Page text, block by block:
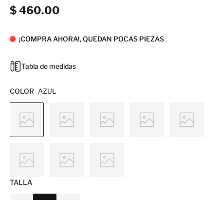
$ 460.00
¡COMPRA AHORA!, QUEDAN POCAS PIEZAS
Tabla de medidas
COLOR AZUL
TALLA